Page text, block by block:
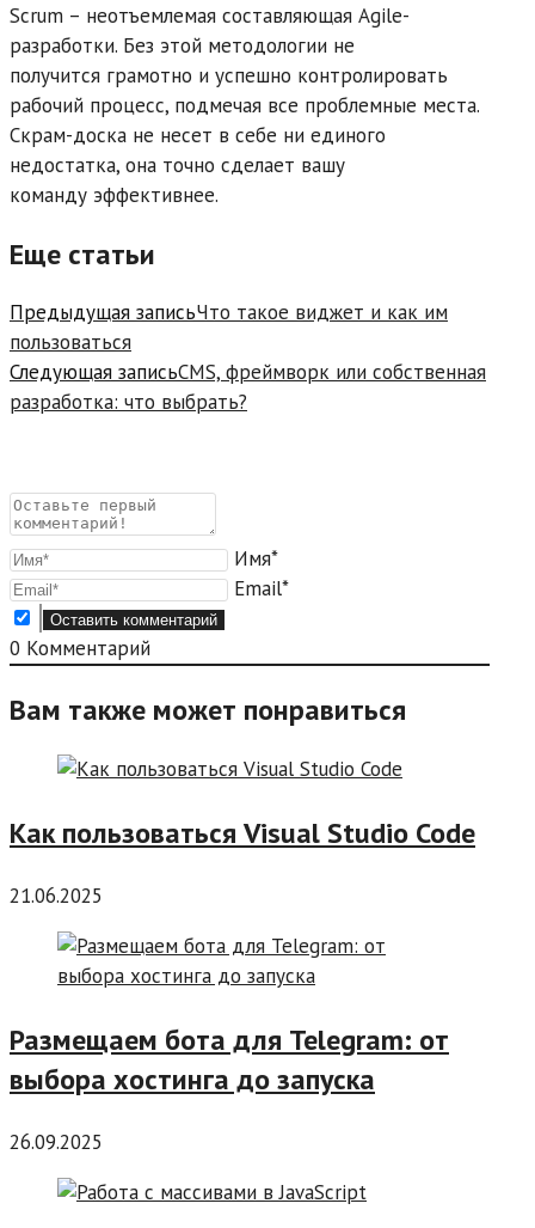
Scrum – неотъемлемая составляющая Agile-
разработки. Без этой методологии не
получится грамотно и успешно контролировать
рабочий процесс, подмечая все проблемные места.
Скрам-доска не несет в себе ни единого
недостатка, она точно сделает вашу
команду эффективнее.
Еще статьи
Предыдущая записьЧто такое виджет и как им
пользоваться
Следующая записьCMS, фреймворк или собственная
разработка: что выбрать?
Имя*
Email*
0 Комментарий
Вам также может понравиться
Как пользоваться Visual Studio Code
21.06.2025
Размещаем бота для Telegram: от
выбора хостинга до запуска
26.09.2025